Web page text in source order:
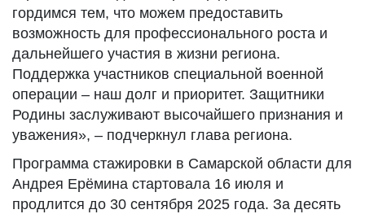
гордимся тем, что можем предоставить
возможность для профессионального роста и
дальнейшего участия в жизни региона.
Поддержка участников специальной военной
операции – наш долг и приоритет. Защитники
Родины заслуживают высочайшего признания и
уважения», – подчеркнул глава региона.
Программа стажировки в Самарской области для
Андрея Ерёмина стартовала 16 июля и
продлится до 30 сентября 2025 года. За десять